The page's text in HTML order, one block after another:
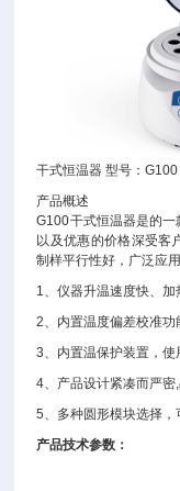
干式恒温器 型号：G100
产品概述
G100干式恒温器是的
以及优惠的价格深受客
制样平行性好，广泛应
1、仪器升温速度快、加
2、内置温度偏差校准功
3、内置温保护装置，使
4、产品设计紧凑而严
5、多种圆形模块选择，
产品技术参数：